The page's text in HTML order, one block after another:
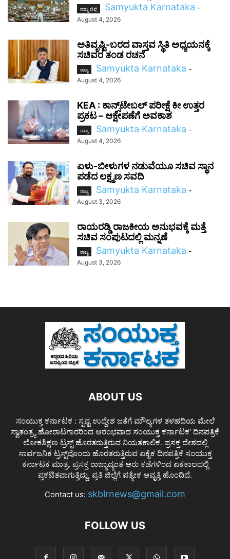
ನಮ್ಮ ಜಿಲ್ಲೆ Samyukta Karnataka -
August 4, 2026
ಅತಿವೃಷ್ಟಿ-ಬರದ ವಾಸ್ತವ ಸ್ಥಿತಿ ಅಧ್ಯಯನಕ್ಕೆ
ಸಚಿವರ ತಂಡ ರಚನೆ
ರಾಜ್ಯ Samyukta Karnataka -
August 4, 2026
KEA : ಕಾನ್ಸ್‌ಟೇಬಲ್ ಪರೀಕ್ಷೆ ಕೀ ಉತ್ತರ
ಪ್ರಕಟ – ಆಕ್ಷೇಪಣೆಗೆ ಅವಕಾಶ
ರಾಜ್ಯ Samyukta Karnataka -
August 4, 2026
ಏಳು-ಬೀಳುಗಳ ನಡುವೆಯೂ ಸಚಿವ ಸ್ಥಾನ
ಪಡೆದ ಲಕ್ಷ್ಮಣ ಸವದಿ
ರಾಜ್ಯ Samyukta Karnataka -
August 3, 2026
ರಾಯರಡ್ಡಿ ರಾಜಕೀಯ ಅನುಭವಕ್ಕೆ ಮತ್ತೆ
ಸಚಿವ ಸಂಪುಟದಲ್ಲಿ ಮನ್ನಣೆ
ರಾಜ್ಯ Samyukta Karnataka -
August 3, 2026
ABOUT US
ಸಂಯುಕ್ತ ಕರ್ನಾಟಕ : ಸ್ಪಷ್ಟ ಉದ್ದೇಶ ಜತೆಗೆ ಮೌಲ್ಯಗಳ ತಳಹದಿಯ ಮೇಲೆ
ಸ್ವಾತಂತ್ರ್ಯ ಹೋರಾಟಗಾರರಿಂದ ಆರಂಭವಾದ ಸಂಯುಕ್ತ ಕರ್ನಾಟಕ' ದಿನಪತ್ರಿಕೆ
ಲೋಕಶಿಕ್ಷಣ ಟ್ರಸ್ಟ್ ಹೊರತರುತ್ತಿರುವ ನಿಯತಕಾಲಿಕ. ಪ್ರಸಕ್ತ ದೇಶದಲ್ಲಿ
ಸಾರ್ವಜನಿಕ ಟ್ರಸ್ಟ್‌ವೊಂದು ಹೊರತರುತ್ತಿರುವ ಏಕೈಕ ದಿನಪತ್ರಿಕೆ ಸಂಯುಕ್ತ
ಕರ್ನಾಟಕ ಮಾತ್ರ. ಪ್ರಸಕ್ತ ರಾಜ್ಯಾದ್ಯಂತ ಆರು ಕಡೆಗಳಿಂದ ಏಕಕಾಲದಲ್ಲಿ
ಪ್ರಕಟಿತವಾಗುತ್ತಿದ್ದು, ಪ್ರತಿ ಜಿಲ್ಲೆಗೆ ಪತ್ಯೇಕ ಆವೃತ್ತಿ ಹೊಂದಿದೆ.
Contact us: skblrnews@gmail.com
FOLLOW US